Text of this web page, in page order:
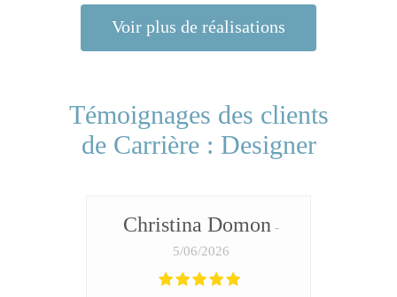
Voir plus de réalisations
Témoignages des clients
de Carrière : Designer
Christina Domon
5/06/2026